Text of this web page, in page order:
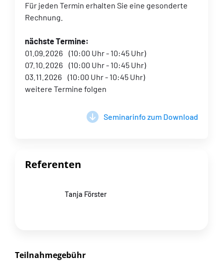
Für jeden Termin erhalten Sie eine gesonderte
Rechnung.
nächste Termine:
01.09.2026 (10:00 Uhr - 10:45 Uhr)
07.10.2026 (10:00 Uhr - 10:45 Uhr)
03.11.2026 (10:00 Uhr - 10:45 Uhr)
weitere Termine folgen
Seminarinfo zum Download
Referenten
Tanja Förster
Teilnahmegebühr